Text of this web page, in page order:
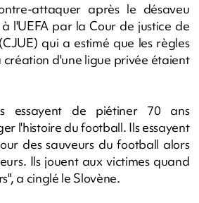
attaquer après le désaveu
l'UEFA par la Cour de justice de
qui a estimé que les règles
d'une ligue privée étaient
essayent de piétiner 70 ans
l'histoire du football. Ils essayent
des sauveurs du football alors
Ils jouent aux victimes quand
a cinglé le Slovène.